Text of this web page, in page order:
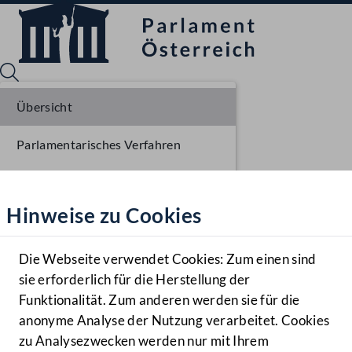
Hilfe
Benutzer
Navigationsmenü öffnen
MENÜ
Hinweise zu Cookies
Die Webseite verwendet Cookies: Zum einen sind
sie erforderlich für die Herstellung der
Funktionalität. Zum anderen werden sie für die
anonyme Analyse der Nutzung verarbeitet. Cookies
zu Analysezwecken werden nur mit Ihrem
Übersicht
Parlamentarisches Verfahren
Ausschussberatungen NR